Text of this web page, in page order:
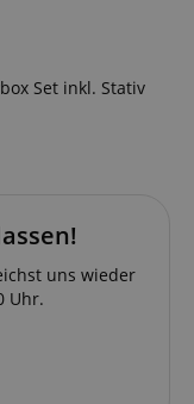
Set inkl. Stativ
uns wieder
Uhr.